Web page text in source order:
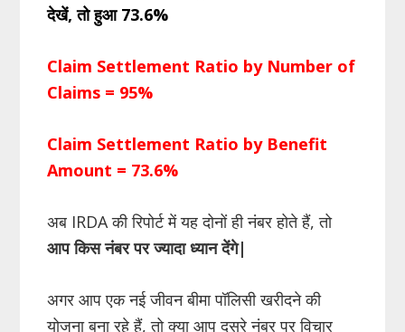
देखें, तो हुआ 73.6%
Claim Settlement Ratio by Number of
Claims = 95%
Claim Settlement Ratio by Benefit
Amount = 73.6%
अब IRDA की रिपोर्ट में यह दोनों ही नंबर होते हैं, तो
आप किस नंबर पर ज्यादा ध्यान देंगे|
अगर आप एक नई जीवन बीमा पॉलिसी खरीदने की
योजना बना रहे हैं, तो क्या आप दूसरे नंबर पर विचार